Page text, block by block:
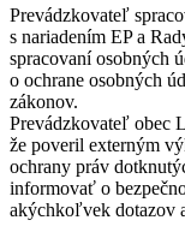
Prevádzkovateľ
s nariadením EP a
spracovaní osobných
o ochrane osobných
zákonov.
Prevádzkovateľ obec
že poveril externým
ochrany práv
informovať o
akýchkoľvek dotazov